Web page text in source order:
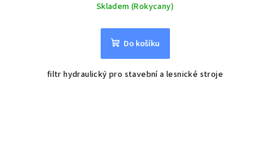
Skladem (Rokycany)
Do košíku
filtr hydraulický pro stavební a lesnické stroje